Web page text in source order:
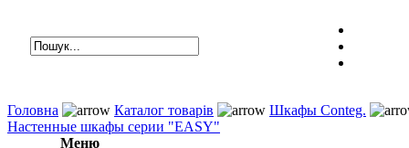
Головна Каталог товарів
Шкафы Сonteg.
Настенные шкафы серии "EASY"
Меню